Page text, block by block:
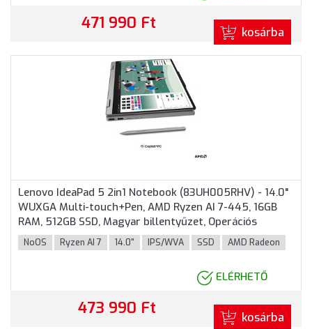
471 990 Ft kosárba
Lenovo IdeaPad 5 2in1 Notebook (83UH005RHV) - 14.0"
WUXGA Multi-touch+Pen, AMD Ryzen AI 7-445, 16GB
RAM, 512GB SSD, Magyar billentyűzet, Operációs
rendszer nélkül, hálózati adapter nélkül, 3 év garancia,
Szürke színben
NoOS Ryzen AI 7 14.0" IPS/WVA SSD AMD Radeon
ELÉRHETŐ
473 990 Ft kosárba